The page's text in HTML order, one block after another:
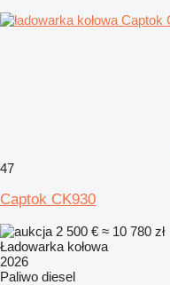
47
Captok CK930
2 500 € ≈ 10 780 zł
Ładowarka kołowa
2026
Paliwo diesel